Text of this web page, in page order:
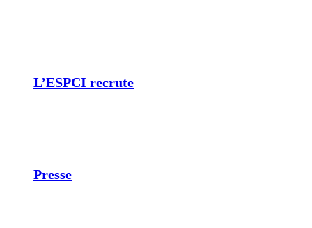
L’ESPCI recrute
Presse